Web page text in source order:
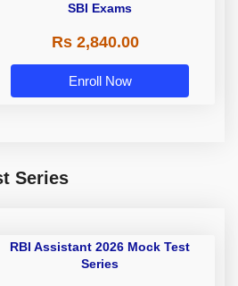
SBI Exams
Rs 2,840.00
Enroll Now
Series
RBI Assistant 2026 Mock Test
Series